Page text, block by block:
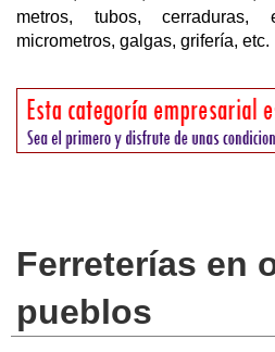
metros, tubos, cerraduras,
micrometros, galgas, grifería, etc.
Ferreterías en
pueblos